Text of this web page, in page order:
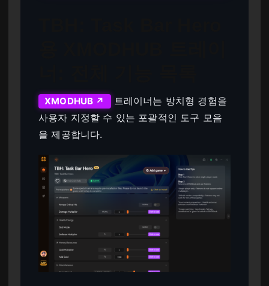
XMODHUB ↗
트레이너는 방치형 경험을
사용자 지정할 수 있는 포괄적인 도구 모음
을 제공합니다.